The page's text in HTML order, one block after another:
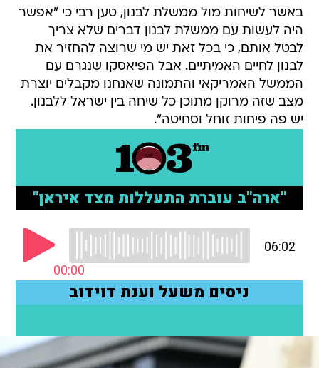
באשר לשיחות מול ממשלת לבנון, טען רבי כי "אפשר
היה לעשות עם ממשלת לבנון דברים שלא צריך
לבטל אותם, כי בכל זאת יש מי שרוצה להחזיר את
לבנון לחיים האמיתיים. אבל הפיאסקו שנגרם עם
הממשל האמריקאי והתמונה שאנחנו מקבלים יוצרת
מצב שזה מרוקן מתוכן כל שיחה בין ישראל ללבנון.
יש פה פיחות זוחל וסחיטה".